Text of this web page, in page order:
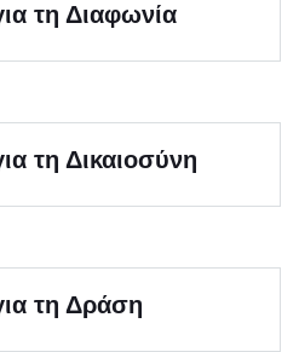
τη Διαφωνία
τη Δικαιοσύνη
τη Δράση